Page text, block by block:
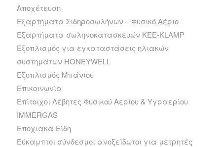
Αποχέτευση
Εξαρτήματα Σιδηροσωλήνων – Φυσικό Αέριο
Εξαρτήματα σωληνοκατασκευών KEE-KLAMP
Εξοπλισμός για εγκαταστάσεις ηλιακών
συστημάτων HONEYWELL
Εξοπλισμός Μπάνιου
Επικοινωνία
Επίτοιχοι Λέβητες Φυσικού Αερίου & Υγραερίου
IMMERGAS
Εποχιακά Είδη
Εύκαμπτοι σύνδεσμοι ανοξείδωτοι για μετρητές